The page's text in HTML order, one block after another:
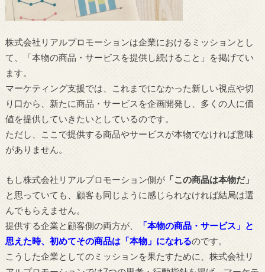
株式会社リアルプロモーションは企業におけるミッションとし
て、「本物の商品・サービスを提供し続けること」を掲げてい
ます。
マーケティング支援では、これまでになかった新しい視点や切
り口から、新たに商品・サービスを企画開発し、多くの人に価
値を提供していきたいとしているのです。
ただし、ここで提供する商品やサービスが本物でなければ意味
がありません。
もし株式会社リアルプロモーション側が「この商品は本物だ」
と思っていても、顧客も同じように感じられなければ結局は選
んでもらえません。
提供する企業と顧客側の両方が、
「本物の商品・サービス」と
思えた時、初めてその商品は「本物」になれるのです。
こうした企業としてのミッションを果たすために、株式会社リ